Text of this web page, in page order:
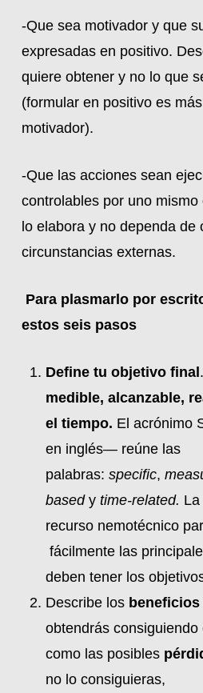
-Que sea motivador y que
expresadas en positivo.
quiere obtener y no lo que
(formular en positivo es
motivador).
-Que las acciones sean
controlables por uno
lo elabora y no dependa de
circunstancias externas.
Para plasmarlo por
estos seis pasos
Define tu objetivo final .
medible, alcanzable,
el tiempo. El acrónimo
en inglés— reúne las
palabras: specific,
basedy time-related.
recurso nemotécnico
fácilmente las
deben tener los
Describe los beneficios
obtendrás
como las posibles
no lo consiguieras,